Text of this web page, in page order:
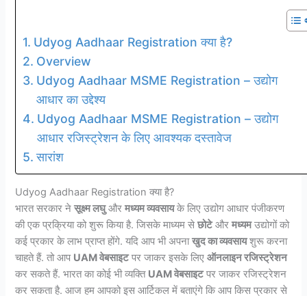
Udyog Aadhaar Registration क्या है?
Overview
Udyog Aadhaar MSME Registration – उद्योग
आधार का उद्देश्य
Udyog Aadhaar MSME Registration – उद्योग
आधार रजिस्ट्रेशन के लिए आवश्यक दस्तावेज
सारांश
Udyog Aadhaar Registration क्या है?
भारत सरकार नेसूक्ष्म लघुऔरमध्यम व्यवसायके लिए उद्योग आधार पंजीकरण
की एक प्रक्रिया को शुरू किया है. जिसके माध्यम सेछोटेऔरमध्यमउद्योगों को
कई प्रकार के लाभ प्राप्त होंगे. यदि आप भी अपनाखुद का व्यवसायशुरू करना
चाहते हैं. तो आप UAM वेबसाइटपर जाकर इसके लिएऑनलाइन रजिस्ट्रेशन
कर सकते हैं. भारत का कोई भी व्यक्ति UAM वेबसाइटपर जाकर रजिस्ट्रेशन
कर सकता है. आज हम आपको इस आर्टिकल में बताएंगे कि आप किस प्रकार से